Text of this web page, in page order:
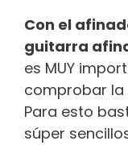
Con el
guitarra
es MUY
comprobar la
Para esto
súper